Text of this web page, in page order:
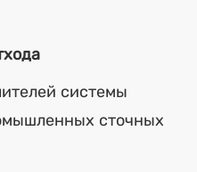
системы
сточных